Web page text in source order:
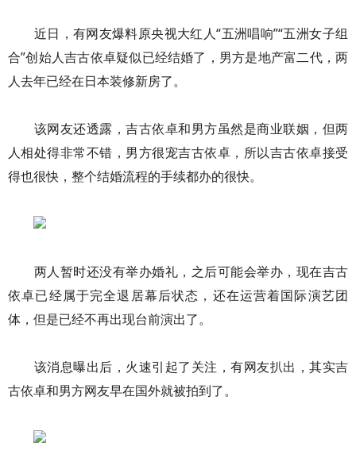
近日，有网友爆料原央视大红人“五洲唱响”“五洲女子组
合”创始人吉古依卓疑似已经结婚了，男方是地产富二代，两
人去年已经在日本装修新房了。
该网友还透露，吉古依卓和男方虽然是商业联姻，但两
人相处得非常不错，男方很宠吉古依卓，所以吉古依卓接受
得也很快，整个结婚流程的手续都办的很快。
两人暂时还没有举办婚礼，之后可能会举办，现在吉古
依卓已经属于完全退居幕后状态，还在运营着国际演艺团
体，但是已经不再出现台前演出了。
该消息曝出后，火速引起了关注，有网友扒出，其实吉
古依卓和男方网友早在国外就被拍到了。